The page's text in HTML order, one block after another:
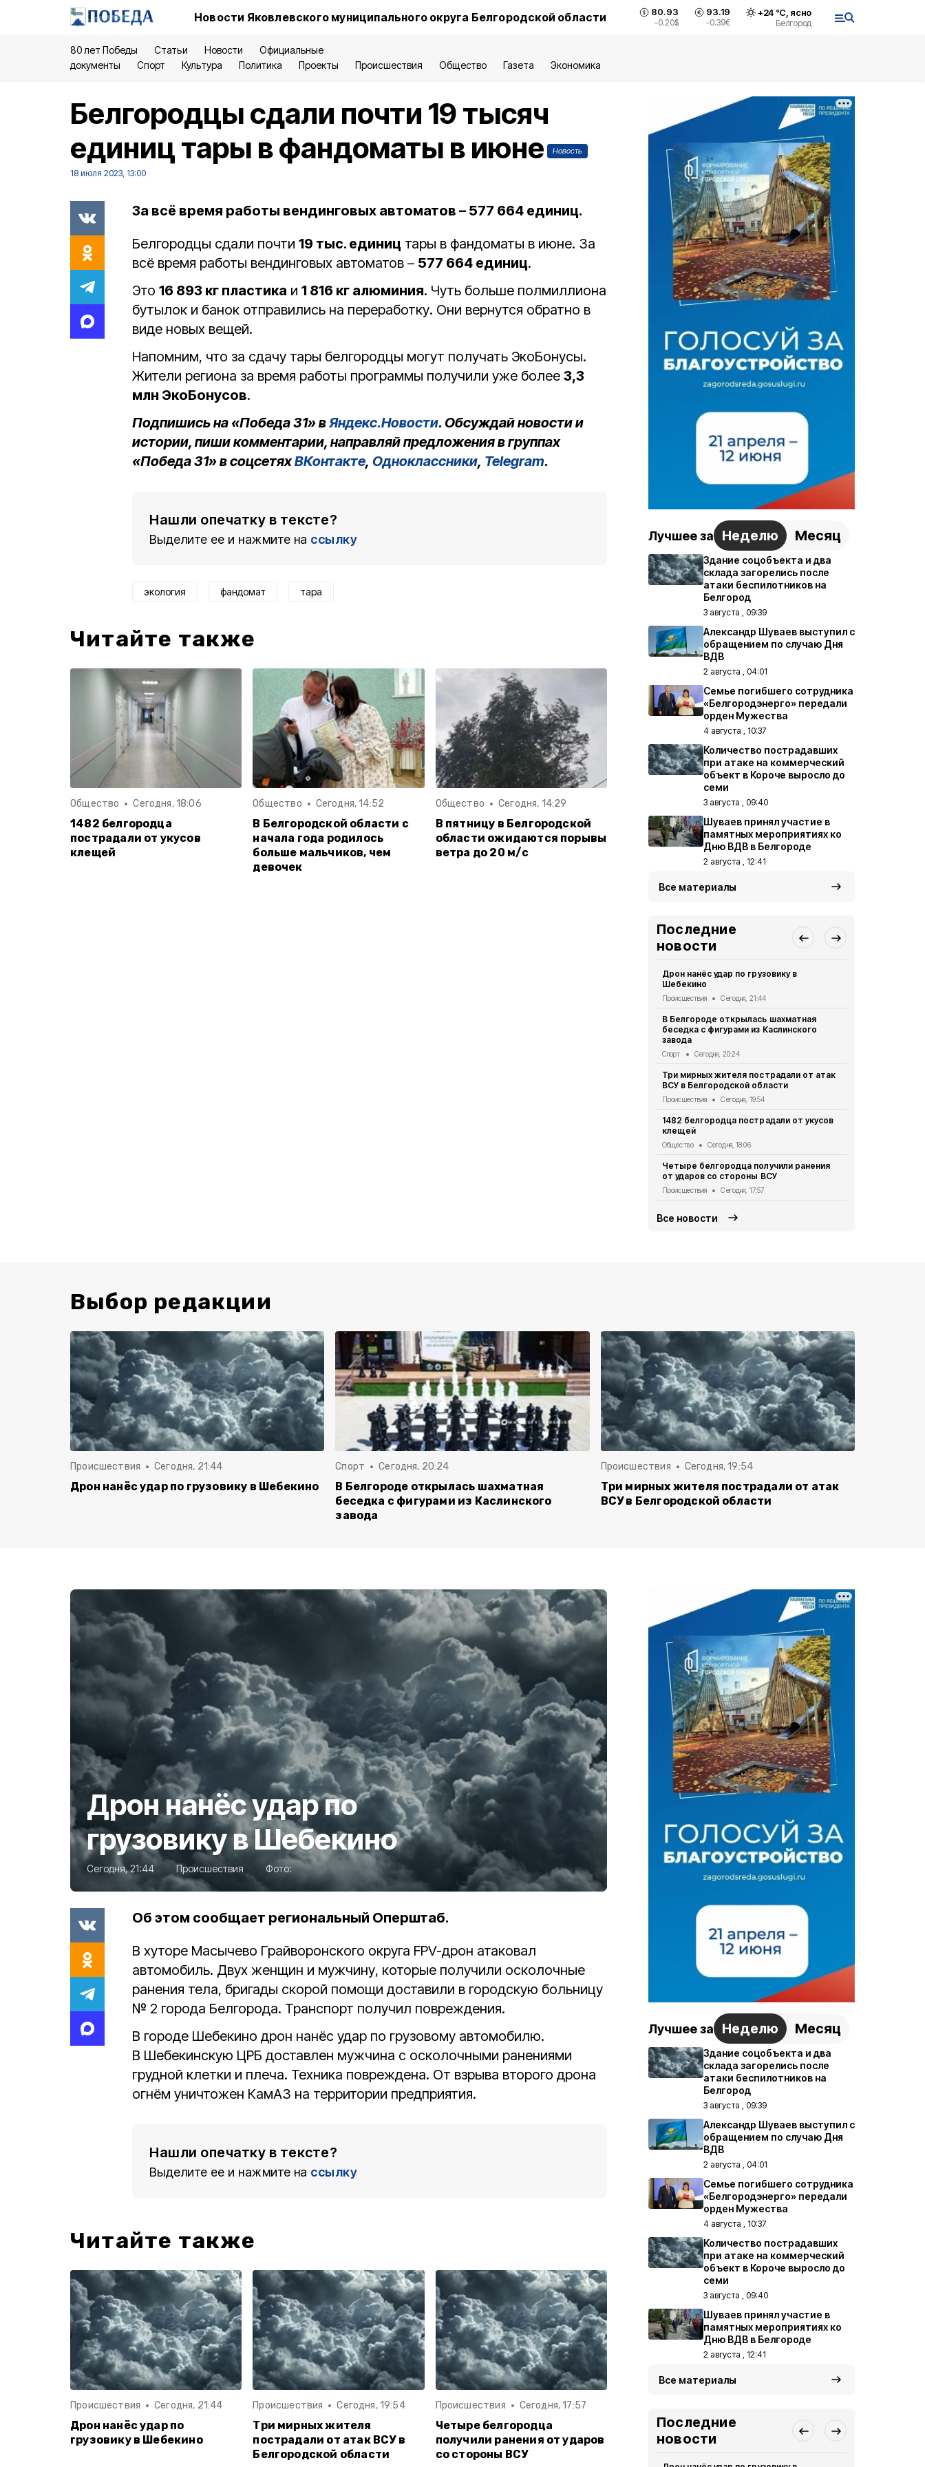
Новости Яковлевского муниципального округа Белгородской области 80.93
-0.20$
93.19
-0.39€
+24°С, ясно
Белгород
80 лет Победы Статьи Новости
Официальные
документы
Спорт Культура Политика Проекты Происшествия Общество Газета Экономика
Белгородцы сдали почти 19 тысяч
единиц тары в фандоматы в июне
Новость
18 июля 2023, 13:00
За всё время работы вендинговых автоматов – 577 664 единиц.
Белгородцы сдали почти 19 тыс. единиц тары в фандоматы в июне. За
всё время работы вендинговых автоматов – 577 664 единиц.
Это 16 893 кг пластика и 1 816 кг алюминия. Чуть больше полмиллиона
бутылок и банок отправились на переработку. Они вернутся обратно в
виде новых вещей.
Напомним, что за сдачу тары белгородцы могут получать ЭкоБонусы.
Жители региона за время работы программы получили уже более 3,3
млн ЭкоБонусов.
Подпишись на «Победа 31» вЯндекс.Новости. Обсуждай новости и
истории, пиши комментарии, направляй предложения в группах
«Победа 31» в соцсетяхВКонтакте, Одноклассники, Telegram.
Нашли опечатку в тексте?
Выделите ее и нажмите на ссылку
экология фандомат тара
Читайте также
Общество Сегодня, 18:06
1482 белгородца
пострадали от укусов
клещей
Общество Сегодня, 14:52
В Белгородской области с
начала года родилось
больше мальчиков, чем
девочек
Общество Сегодня, 14:29
В пятницу в Белгородской
области ожидаются порывы
ветра до 20 м/с
Лучшее за Неделю Месяц
Здание соцобъекта и два
склада загорелись после
атаки беспилотников на
Белгород
3 августа , 09:39
Александр Шуваев выступил с
обращением по случаю Дня
ВДВ
2 августа , 04:01
Семье погибшего сотрудника
«Белгородэнерго» передали
орден Мужества
4 августа , 10:37
Количество пострадавших
при атаке на коммерческий
объект в Короче выросло до
семи
3 августа , 09:40
Шуваев принял участие в
памятных мероприятиях ко
Дню ВДВ в Белгороде
2 августа , 12:41
Все материалы
Последние
новости
Дрон нанёс удар по грузовику в
Шебекино
Происшествия Сегодня, 21:44
В Белгороде открылась шахматная
беседка с фигурами из Каслинского
завода
Спорт Сегодня, 20:24
Три мирных жителя пострадали от атак
ВСУ в Белгородской области
Происшествия Сегодня, 19:54
1482 белгородца пострадали от укусов
клещей
Общество Сегодня, 18:06
Четыре белгородца получили ранения
от ударов со стороны ВСУ
Происшествия Сегодня, 17:57
Все новости
Выбор редакции
Происшествия Сегодня, 21:44
Дрон нанёс удар по грузовику в Шебекино
Спорт Сегодня, 20:24
В Белгороде открылась шахматная
беседка с фигурами из Каслинского
завода
Происшествия Сегодня, 19:54
Три мирных жителя пострадали от атак
ВСУ в Белгородской области
Дрон нанёс удар по
грузовику в Шебекино
Сегодня, 21:44 Происшествия Фото:
Об этом сообщает региональный Оперштаб.
В хуторе Масычево Грайворонского округа FPV-дрон атаковал
автомобиль. Двух женщин и мужчину, которые получили осколочные
ранения тела, бригады скорой помощи доставили в городскую больницу
№ 2 города Белгорода. Транспорт получил повреждения.
В городе Шебекино дрон нанёс удар по грузовому автомобилю.
В Шебекинскую ЦРБ доставлен мужчина с осколочными ранениями
грудной клетки и плеча. Техника повреждена. От взрыва второго дрона
огнём уничтожен КамАЗ на территории предприятия.
Нашли опечатку в тексте?
Выделите ее и нажмите на ссылку
Читайте также
Происшествия Сегодня, 21:44
Дрон нанёс удар по
грузовику в Шебекино
Происшествия Сегодня, 19:54
Три мирных жителя
пострадали от атак ВСУ в
Белгородской области
Происшествия Сегодня, 17:57
Четыре белгородца
получили ранения от ударов
со стороны ВСУ
Лучшее за Неделю Месяц
Здание соцобъекта и два
склада загорелись после
атаки беспилотников на
Белгород
3 августа , 09:39
Александр Шуваев выступил с
обращением по случаю Дня
ВДВ
2 августа , 04:01
Семье погибшего сотрудника
«Белгородэнерго» передали
орден Мужества
4 августа , 10:37
Количество пострадавших
при атаке на коммерческий
объект в Короче выросло до
семи
3 августа , 09:40
Шуваев принял участие в
памятных мероприятиях ко
Дню ВДВ в Белгороде
2 августа , 12:41
Все материалы
Последние
новости